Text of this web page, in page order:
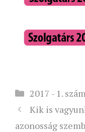
Kategória
2017 - 1. szám
Kik is
azonosság